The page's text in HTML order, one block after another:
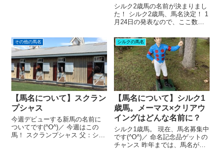
シルク2歳馬の名前が決まりまし
た！ シルク2歳馬、馬名決定！ 1
月24日の発表なので、ここ数年
年 → 1月27日に発表
※2022年 → 1月31日に発表
にしても。 まさか今日発表とは
思わなかった...
その他の馬名
【馬名について】スクラン
プシャス
今週デビューする新馬の名前に
ついてです(^O^)／ 今週はこの
馬！ スクランプシャス 父：シル
シルクの馬名
【馬名について】シルク1
歳馬。メーマス×クリアウ
イングはどんな名前に？
シルク1歳馬。 現在、馬名募集中
です(^O^)／ 命名記念品ゲットの
チャンス 昨年までは、馬名が採